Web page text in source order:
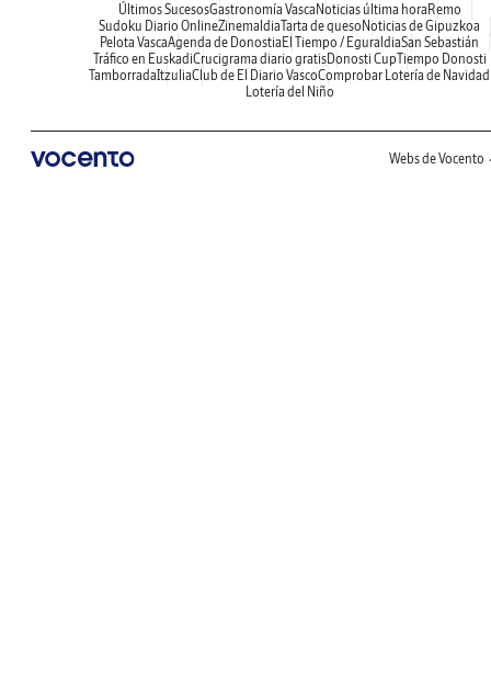
Últimos SucesosGastronomía Vasca Noticias última hora Remo
Sudoku Diario OnlineZinemaldiaTarta de queso Noticias de Gipuzkoa
Pelota VascaAgenda de Donostia El Tiempo / EguraldiaSan Sebastián
Tráfico en EuskadiCrucigrama diario gratisDonosti CupTiempo Donosti
TamborradaItzuliaClub de El Diario VascoComprobar Lotería de Navidad
Lotería del Niño
Webs de Vocento